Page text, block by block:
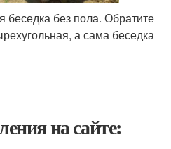
беседка без пола. Обратите
а сама беседка
на сайте: